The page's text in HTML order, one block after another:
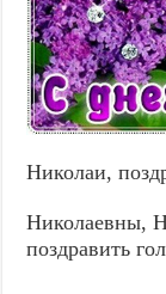
Николаи,
Николаевны,
поздравить